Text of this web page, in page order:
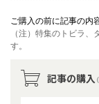
ご購入の前に記事の内
（注）特集のトビラ
す。
記事の購入